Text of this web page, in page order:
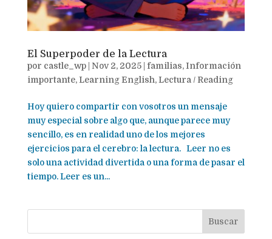
El Superpoder de la Lectura
por castle_wp| Nov 2, 2025| familias,Información
importante,Learning English,Lectura / Reading
Hoy quiero compartir con vosotros un mensaje
muy especial sobre algo que, aunque parece muy
sencillo, es en realidad uno de los mejores
ejercicios para el cerebro: la lectura. Leer no es
solo una actividad divertida o una forma de pasar el
tiempo. Leer es un...